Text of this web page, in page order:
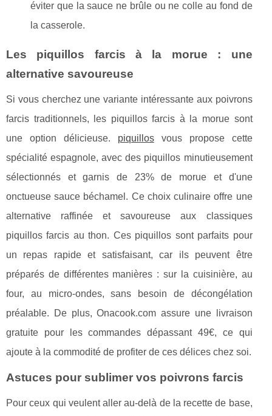
éviter que la sauce ne brûle ou ne colle au fond de
la casserole.
Les piquillos farcis à la morue : une
alternative savoureuse
Si vous cherchez une variante intéressante aux poivrons
farcis traditionnels, les piquillos farcis à la morue sont
une option délicieuse. piquillosvous propose cette
spécialité espagnole, avec des piquillos minutieusement
sélectionnés et garnis de 23% de morue et d'une
onctueuse sauce béchamel. Ce choix culinaire offre une
alternative raffinée et savoureuse aux classiques
piquillos farcis au thon. Ces piquillos sont parfaits pour
un repas rapide et satisfaisant, car ils peuvent être
préparés de différentes manières : sur la cuisinière, au
four, au micro-ondes, sans besoin de décongélation
préalable. De plus, Onacook.com assure une livraison
gratuite pour les commandes dépassant 49€, ce qui
ajoute à la commodité de profiter de ces délices chez soi.
Astuces pour sublimer vos poivrons farcis
Pour ceux qui veulent aller au-delà de la recette de base,